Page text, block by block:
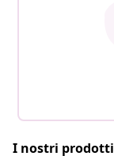
I nostri